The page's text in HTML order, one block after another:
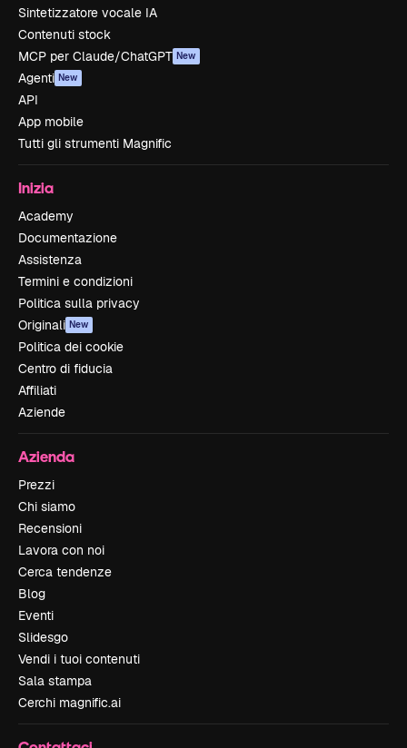
Sintetizzatore vocale IA
Contenuti stock
MCP per Claude/ChatGPT New
Agenti New
API
App mobile
Tutti gli strumenti Magnific
Inizia
Academy
Documentazione
Assistenza
Termini e condizioni
Politica sulla privacy
Originali New
Politica dei cookie
Centro di fiducia
Affiliati
Aziende
Azienda
Prezzi
Chi siamo
Recensioni
Lavora con noi
Cerca tendenze
Blog
Eventi
Slidesgo
Vendi i tuoi contenuti
Sala stampa
Cerchi magnific.ai